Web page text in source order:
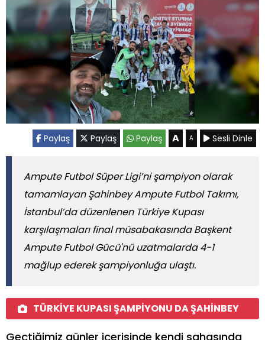
Paylaş Paylaş Paylaş A A Sesli Dinle
Ampute Futbol Süper Ligi’ni şampiyon olarak
tamamlayan Şahinbey Ampute Futbol Takımı,
İstanbul’da düzenlenen Türkiye Kupası
karşılaşmaları final müsabakasında Başkent
Ampute Futbol Gücü'nü uzatmalarda 4-1
mağlup ederek şampiyonluğa ulaştı.
TÜRKİYE KUPASI ŞAMPİYONU DA ŞAHİNBEY
Geçtiğimiz günler içerisinde kendi sahasında